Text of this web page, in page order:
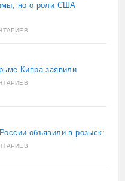
но о роли США
Кипра заявили
объявили в розыск: